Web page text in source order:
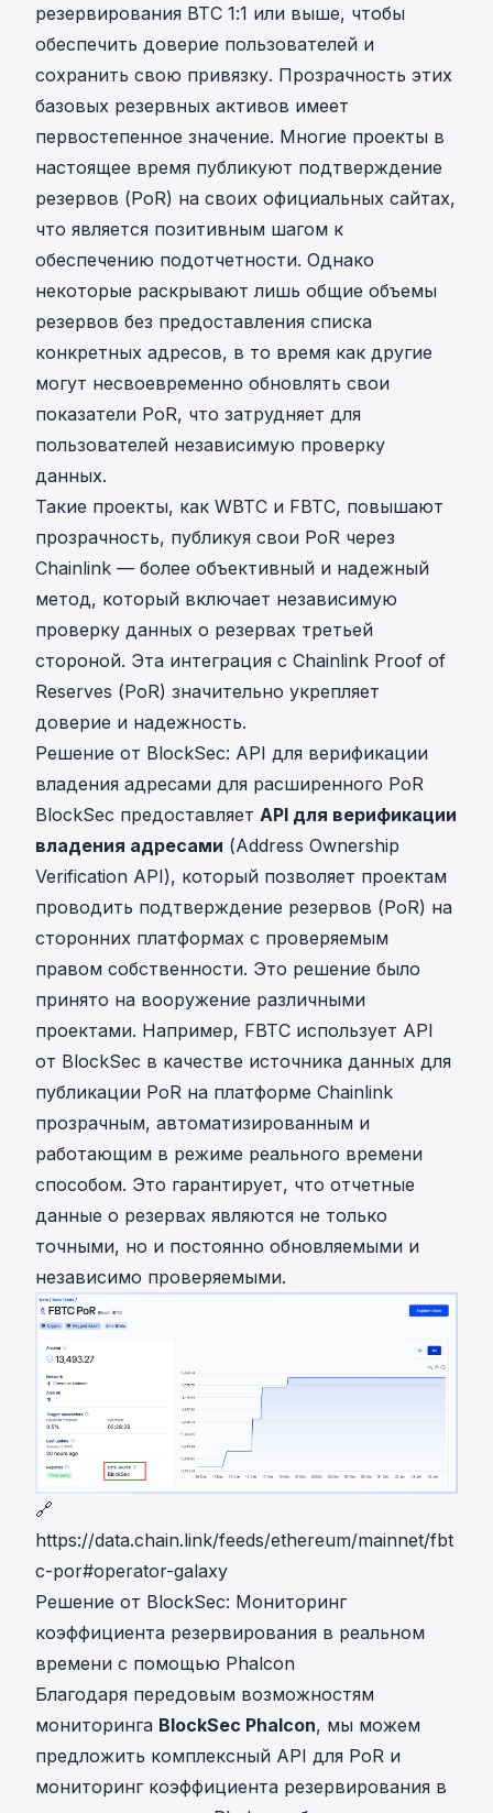
резервирования BTC 1:1 или выше, чтобы
обеспечить доверие пользователей и
сохранить свою привязку. Прозрачность этих
базовых резервных активов имеет
первостепенное значение. Многие проекты в
настоящее время публикуют подтверждение
резервов (PoR) на своих официальных сайтах,
что является позитивным шагом к
обеспечению подотчетности. Однако
некоторые раскрывают лишь общие объемы
резервов без предоставления списка
конкретных адресов, в то время как другие
могут несвоевременно обновлять свои
показатели PoR, что затрудняет для
пользователей независимую проверку
данных.
Такие проекты, как WBTC и FBTC, повышают
прозрачность, публикуя свои PoR через
Chainlink — более объективный и надежный
метод, который включает независимую
проверку данных о резервах третьей
стороной. Эта интеграция с Chainlink Proof of
Reserves (PoR) значительно укрепляет
доверие и надежность.
Решение от BlockSec: API для верификации
владения адресами для расширенного PoR
BlockSec предоставляет API для верификации
владения адресами (Address Ownership
Verification API), который позволяет проектам
проводить подтверждение резервов (PoR) на
сторонних платформах с проверяемым
правом собственности. Это решение было
принято на вооружение различными
проектами. Например, FBTC использует API
от BlockSec в качестве источника данных для
публикации PoR на платформе Chainlink
прозрачным, автоматизированным и
работающим в режиме реального времени
способом. Это гарантирует, что отчетные
данные о резервах являются не только
точными, но и постоянно обновляемыми и
независимо проверяемыми.
🔗
https://data.chain.link/feeds/ethereum/mainnet/fbt
c-por#operator-galaxy
Решение от BlockSec: Мониторинг
коэффициента резервирования в реальном
времени с помощью Phalcon
Благодаря передовым возможностям
мониторинга BlockSec Phalcon, мы можем
предложить комплексный API для PoR и
мониторинг коэффициента резервирования в